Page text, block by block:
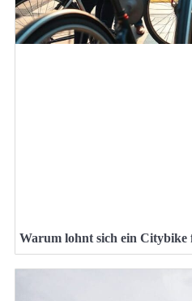
Warum lohnt sich ein Citybike